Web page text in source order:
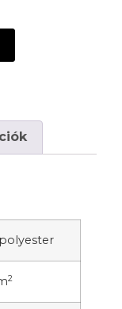
2